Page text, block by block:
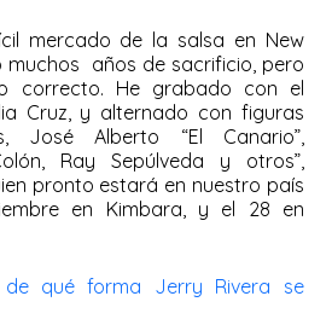
mercado de la salsa en New
muchos años de sacrificio, pero
correcto. He grabado con el
Cruz, y alternado con figuras
José Alberto “El Canario”,
Ray Sepúlveda y otros”,
pronto estará en nuestro país
en Kimbara, y el 28 en
de qué forma Jerry Rivera se